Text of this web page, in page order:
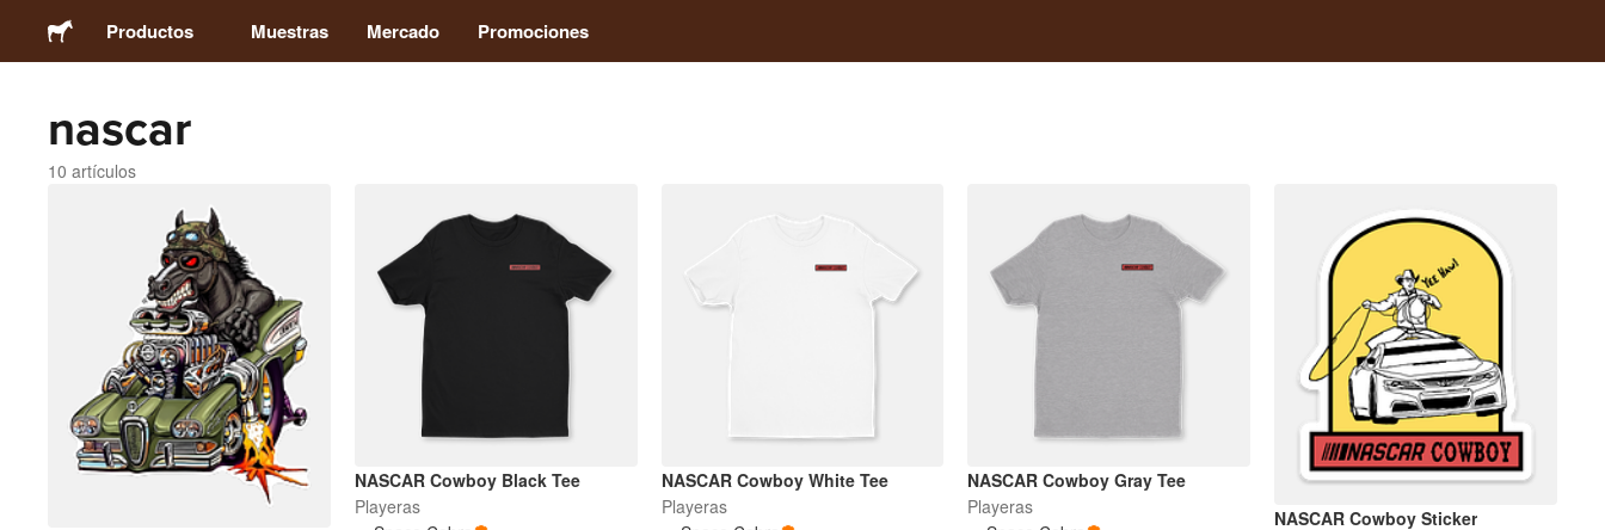
Productos
Stickers
Imanes
Chapas
Packaging
Ropa
Muestras Mercado Promociones
nascar
10 artículos
NASCAR Cowboy Black Tee
Playeras
NASCAR Cowboy White Tee
Playeras
NASCAR Cowboy Gray Tee
Playeras
NASCAR Cowboy Sticker